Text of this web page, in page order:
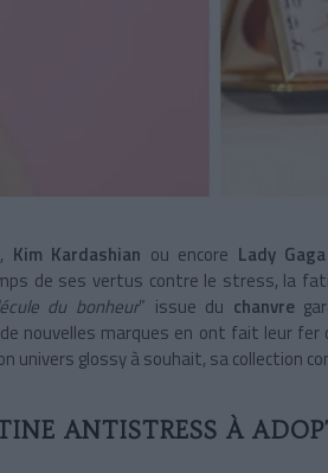
, Kim Kardashian ou encore Lady Gaga
de ses vertus contre le stress, la
du bonheur” issue du chanvre
nouvelles marques en ont fait leur fer
univers glossy à souhait, sa collection
ANTISTRESS À